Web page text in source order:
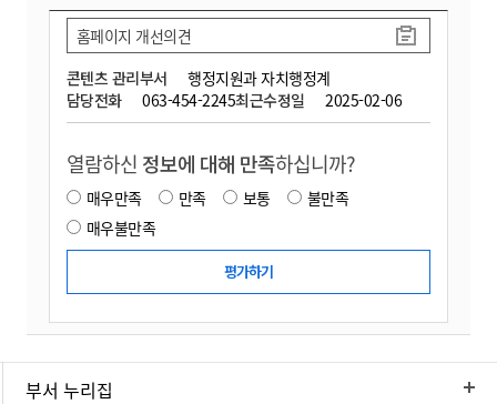
콘텐츠 관리부서
행정지원과 자치행정계
담당전화
063-454-2245최근수정일 2025-02-06
홈페이지 개선의견
열람하신 정보에 대해 만족하십니까?
매우만족 만족 보통
불만족
매우불만족
부서 누리집